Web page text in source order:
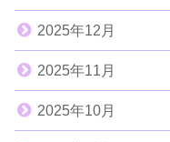
2025年12月
2025年11月
2025年10月